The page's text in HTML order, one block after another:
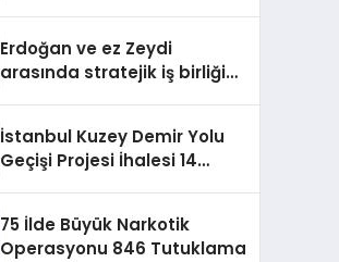
Erdoğan ve ez Zeydi
arasında stratejik iş birliği
İstanbul Kuzey Demir Yolu
Geçişi Projesi İhalesi 14
75 İlde Büyük Narkotik
Operasyonu 846 Tutuklama